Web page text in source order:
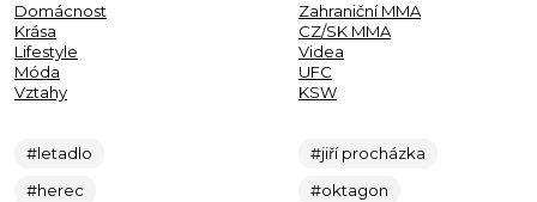
Domácnost
Krása
Lifestyle
Móda
Vztahy
#letadlo
#herec
Zahraniční MMA
CZ/SK MMA
Videa
UFC
KSW
#jiří procházka
#oktagon